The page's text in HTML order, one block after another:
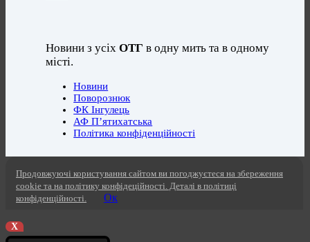
Новини з усіхОТГ в одну мить та в одному
місті.
Новини
Поворознюк
ФК Інгулець
АФ П’ятихатська
Політика конфіденційності
Продовжуючі користування сайтом ви погоджуєтеся на збереження
cookie та на політику конфідеційності. Деталі в політиці
конфіденційності.
Ок
X